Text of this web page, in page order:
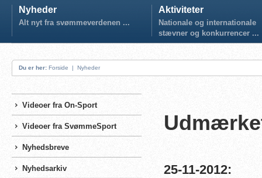
Nyheder
Alt nyt fra svømmeverdenen ...
Aktiviteter
Nationale og internationale
stævner og konkurrencer ...
Du er her: Forside | Nyheder
Videoer fra On-Sport
Videoer fra SvømmeSport
Nyhedsbreve
Nyhedsarkiv
25-11-2012: